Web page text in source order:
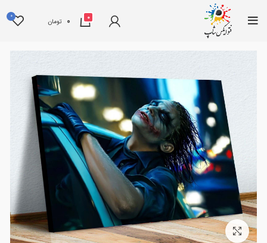
0
0 تومان
0
بزرگنمایی تصویر